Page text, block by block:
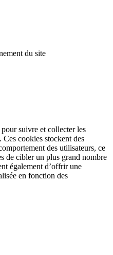
du site
suivre et collecter les
cookies stockent des
des utilisateurs, ce
de cibler un plus grand nombre
également d’offrir une
en fonction des